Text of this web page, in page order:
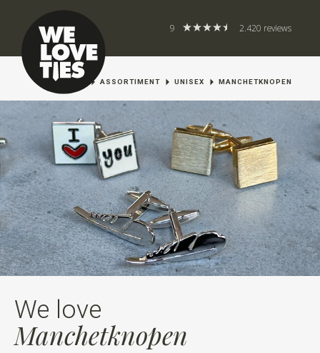
9 2.420 reviews
ASSORTIMENT UNISEX MANCHETKNOPEN
We love
Manchetknopen